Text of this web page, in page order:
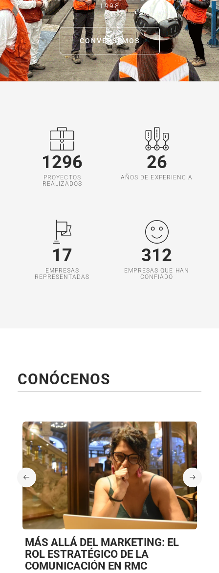
1998
CONVERSEMOS
1296
PROYECTOS
REALIZADOS
26
AÑOS DE EXPERIENCIA
17
EMPRESAS
REPRESENTADAS
312
EMPRESAS QUE HAN
CONFIADO
CONÓCENOS
MÁS ALLÁ DEL MARKETING: EL
ROL ESTRATÉGICO DE LA
COMUNICACIÓN EN RMC